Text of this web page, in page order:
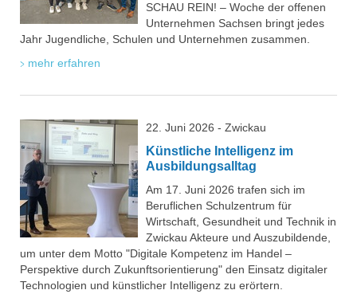
SCHAU REIN! – Woche der offenen
Unternehmen Sachsen bringt jedes
Jahr Jugendliche, Schulen und Unternehmen zusammen.
mehr erfahren
22. Juni 2026 - Zwickau
Künstliche Intelligenz im
Ausbildungsalltag
Am 17. Juni 2026 trafen sich im
Beruflichen Schulzentrum für
Wirtschaft, Gesundheit und Technik in
Zwickau Akteure und Auszubildende,
um unter dem Motto "Digitale Kompetenz im Handel –
Perspektive durch Zukunftsorientierung" den Einsatz digitaler
Technologien und künstlicher Intelligenz zu erörtern.